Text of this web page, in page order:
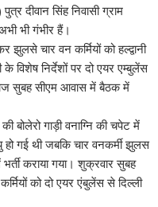
दीवान सिंह निवासी ग्राम
भी गंभीर हैं।
झुलसे चार वन कर्मियों को हल्द्वानी
विशेष निर्देशों पर दो एयर एम्बुलेंस
सुबह सीएम आवास में बैठक में
बोलेरो गाड़ी वनाग्नि की चपेट में
गई थी जबकि चार वनकर्मी झुलस
कराया गया। शुक्रवार सुबह
को दो एयर एंबुलेंस से दिल्ली